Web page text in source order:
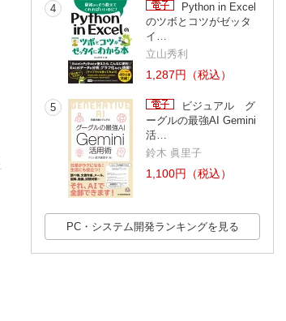
藤原 惟 宮部 保雄
4
Python in Excel
のツボとコツがゼッタ
イ…
立山秀利
1,287円（税込）
5
ビジュアル グ
ーグルの最強AI Gemini
活…
鈴木 眞里子
1,100円（税込）
PC・システム開発ランキングを見る